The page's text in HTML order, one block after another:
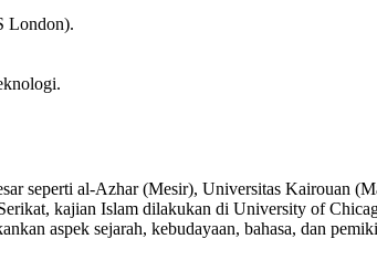
London).
seperti al-Azhar (Mesir), Universitas Kairouan
kajian Islam dilakukan di University of
aspek sejarah, kebudayaan, bahasa, dan